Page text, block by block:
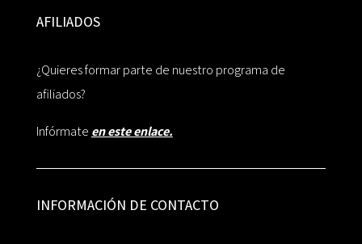
AFILIADOS
¿Quieres formar parte de nuestro programa de
afiliados?
Infórmate en este enlace.
INFORMACIÓN DE CONTACTO